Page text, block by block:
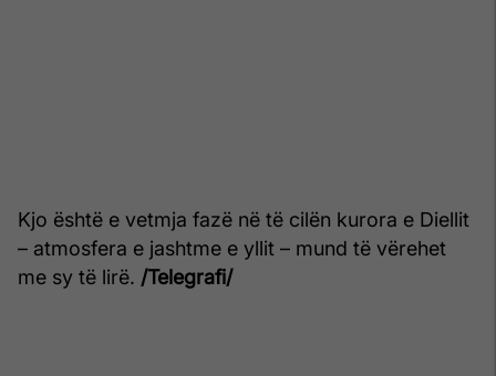
Kjo është e vetmja fazë në të cilën kurora e Diellit
– atmosfera e jashtme e yllit – mund të vërehet
me sy të lirë. /Telegrafi/